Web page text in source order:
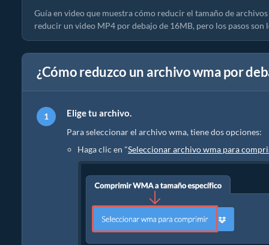
Guía en video que muestra cómo reducir el tamaño de
reducir un video MP4 por debajo de 16MB, pero los pasos
¿Cómo reduzco un archivo wma por
Elige tu archivo.
Para seleccionar el archivo wma, tiene dos opciones:
Haga clic en "Seleccionar archivo wma para